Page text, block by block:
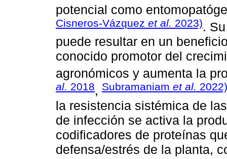
potencial como
Cisneros-Vázquez et al. 2023).
puede resultar en un
conocido promotor del
agronómicos y aumenta la
al. 2018, Subramaniam et al. 2022)
la resistencia sistémica de
de infección se activa la
codificadores de proteínas
defensa/estrés de la planta,